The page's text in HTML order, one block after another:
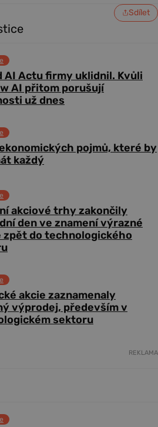
Sdílet
AI Actu firmy uklidnil. Kvůli
AI přitom porušují
už dnes
pojmů, které by
každý
akciové trhy zakončily
den ve znamení výrazné
zpět do technologického
akcie zaznamenaly
výprodej, především v
sektoru
REKLAMA